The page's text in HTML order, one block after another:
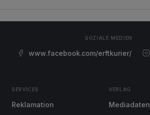
SOZIALE MEDIEN
www.facebook.com/erftkurier/
SERVICES
Reklamation
VERLAG
Mediadaten